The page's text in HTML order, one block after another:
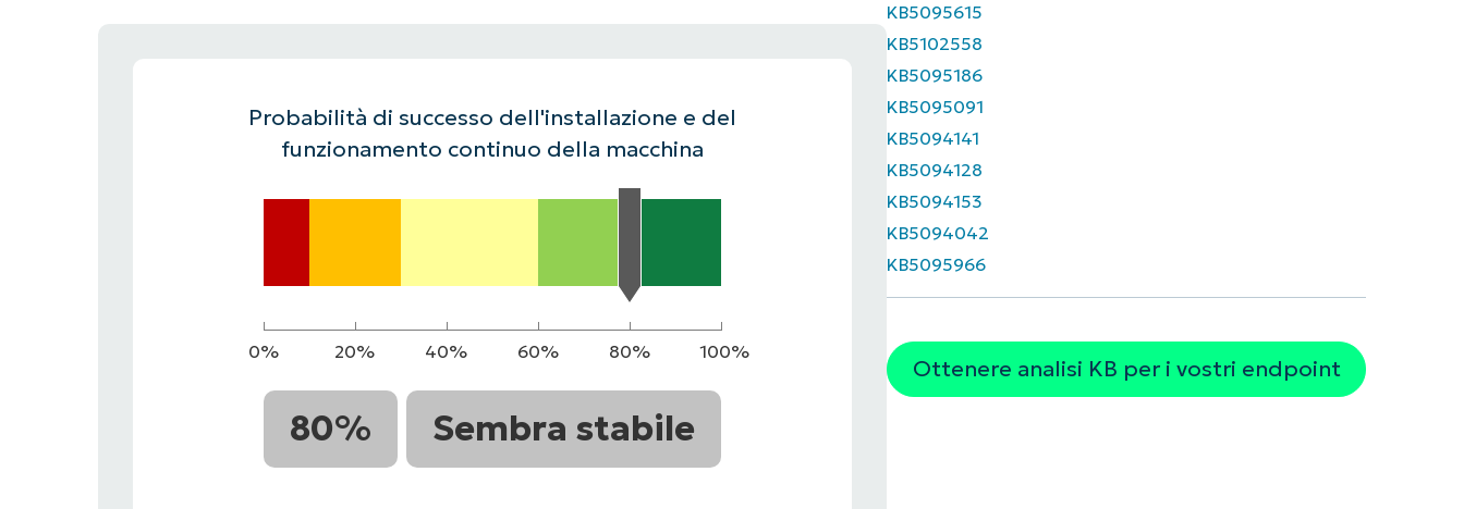
Probabilità di successo dell'installazione e del
funzionamento continuo della macchina
0% 20% 40% 60% 80% 100%
80% Sembra stabile
KB5095615
KB5102558
KB5095186
KB5095091
KB5094141
KB5094128
KB5094153
KB5094042
KB5095966
Ottenere analisi KB per i vostri endpoint